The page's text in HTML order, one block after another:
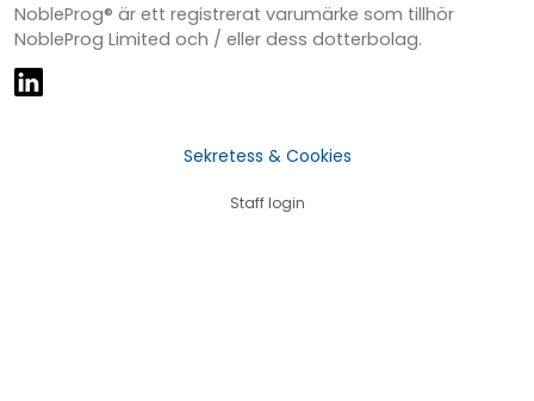
NobleProg® är ett registrerat varumärke som tillhör
NobleProg Limited och / eller dess dotterbolag.
Sekretess & Cookies
Staff login